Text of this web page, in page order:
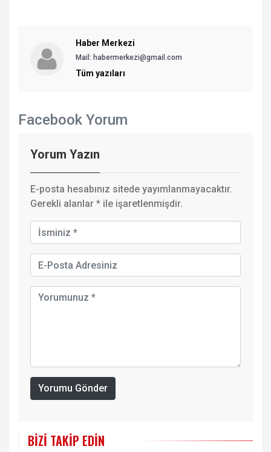
Haber Merkezi
Mail: habermerkezi@gmail.com
Tüm yazıları
Facebook Yorum
Yorum Yazın
E-posta hesabınız sitede yayımlanmayacaktır.
Gerekli alanlar * ile işaretlenmişdir.
Yorumu Gönder
BIZI TAKIP EDIN